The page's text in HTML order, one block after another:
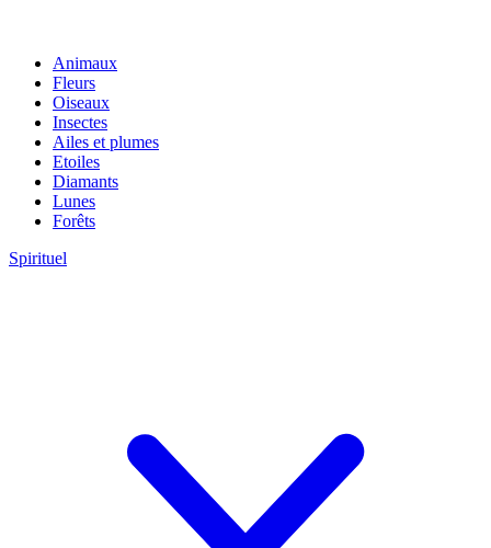
Animaux
Fleurs
Oiseaux
Insectes
Ailes et plumes
Etoiles
Diamants
Lunes
Forêts
Spirituel